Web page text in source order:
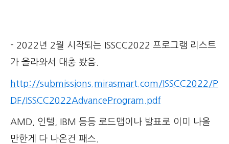
- 2022년 2월 시작되는 ISSCC2022 프로그램 리스트
가 올라와서 대충 봤음.
http://submissions.mirasmart.com/ISSCC2022/P
DF/ISSCC2022AdvanceProgram.pdf
AMD, 인텔, IBM 등등 로드맵이나 발표로 이미 나올
만한게 다 나온건 패스.